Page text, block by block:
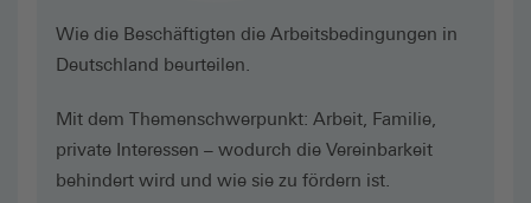
Wie die Beschäftigten die Arbeitsbedingungen in
Deutschland beurteilen.
Mit dem Themenschwerpunkt: Arbeit, Familie,
private Interessen – wodurch die Vereinbarkeit
behindert wird und wie sie zu fördern ist.